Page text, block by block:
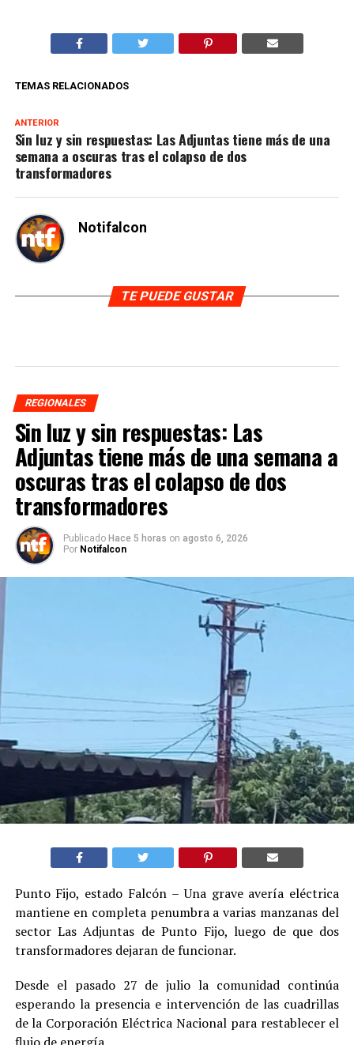
TEMAS RELACIONADOS
ANTERIOR
Sin luz y sin respuestas: Las Adjuntas tiene más de una
semana a oscuras tras el colapso de dos
transformadores
Notifalcon
TE PUEDE GUSTAR
REGIONALES
Sin luz y sin respuestas: Las
Adjuntas tiene más de una semana a
oscuras tras el colapso de dos
transformadores
Publicado Hace 5 horas on agosto 6, 2026
Por Notifalcon
Punto Fijo, estado Falcón – Una grave avería eléctrica
mantiene en completa penumbra a varias manzanas del
sector Las Adjuntas de Punto Fijo, luego de que dos
transformadores dejaran de funcionar.
Desde el pasado 27 de julio la comunidad continúa
esperando la presencia e intervención de las cuadrillas
de la Corporación Eléctrica Nacional para restablecer el